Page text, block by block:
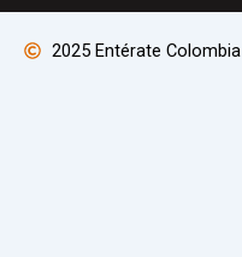
2025 Entérate Colombia